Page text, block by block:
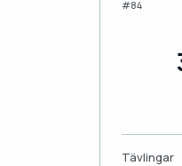
#84
Tävlingar